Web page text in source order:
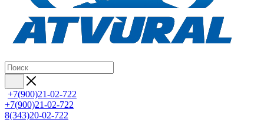
+7(900)21-02-722
+7(900)21-02-722
8(343)20-02-722